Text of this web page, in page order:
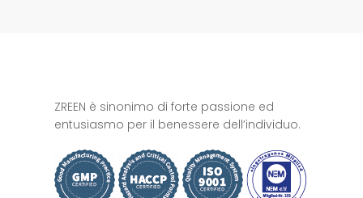
ZREEN è sinonimo di forte passione ed
entusiasmo per il benessere dell’individuo.